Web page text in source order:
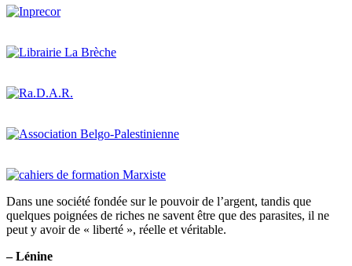
Dans une société fondée sur le pouvoir de l’argent, tandis que
quelques poignées de riches ne savent être que des parasites, il ne
peut y avoir de « liberté », réelle et véritable.
– Lénine